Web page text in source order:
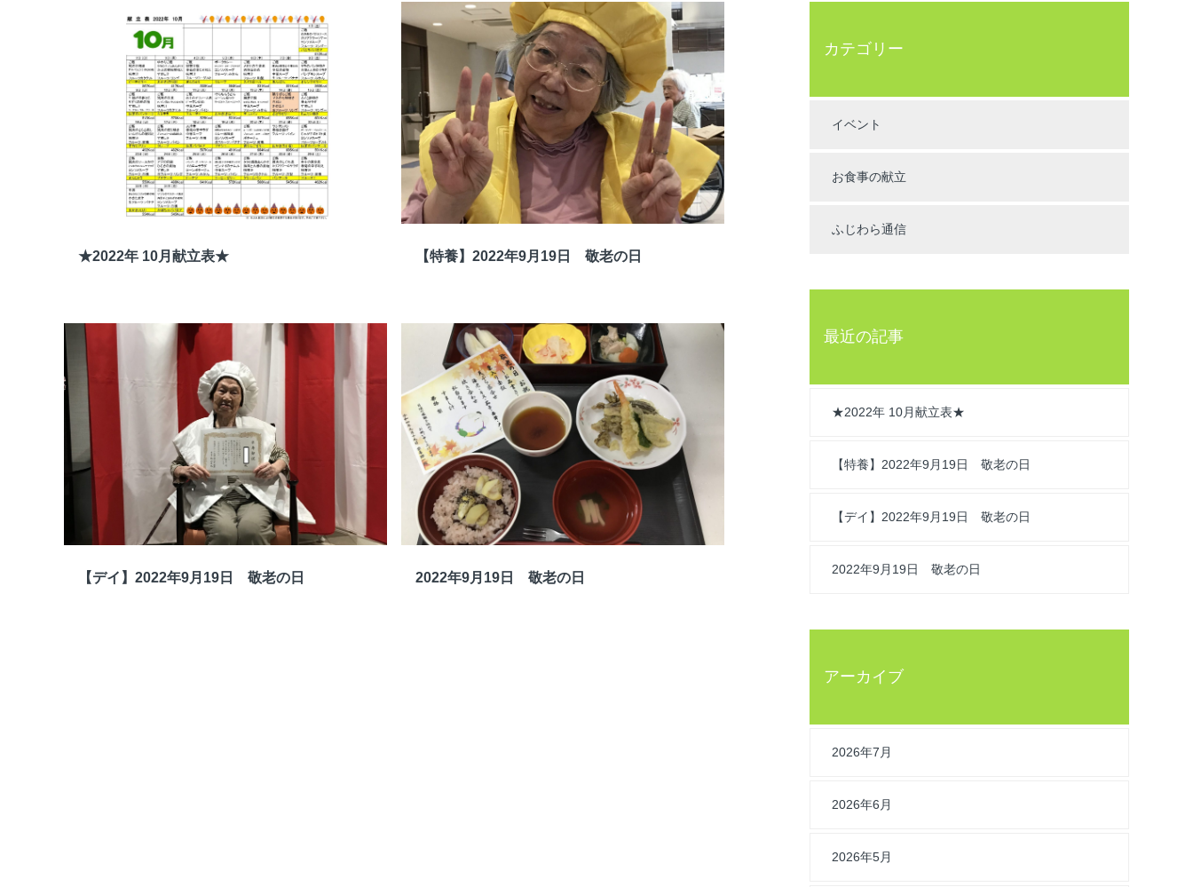
★2022年 10月献立表★ 【特養】2022年9月19日 敬老の日
【デイ】2022年9月19日 敬老の日 2022年9月19日 敬老の日
カテゴリー
イベント
お食事の献立
ふじわら通信
最近の記事
★2022年 10月献立表★
【特養】2022年9月19日 敬老の日
【デイ】2022年9月19日 敬老の日
2022年9月19日 敬老の日
アーカイブ
2026年7月
2026年6月
2026年5月